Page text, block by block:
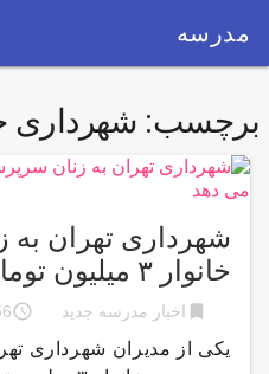
مدرسه
برچسب: شهرداری
شهرداری تهران
خانوار ۳ میلیون تومان وام می دهد
bookmark اخبار مدرسه جدید access_time
ago
یکی از مدیران شهرداری